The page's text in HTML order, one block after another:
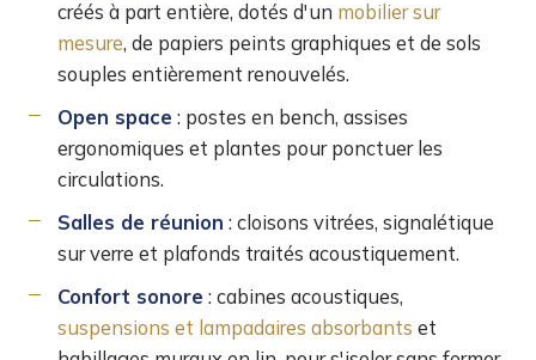
créés à part entière, dotés d'un mobilier sur
mesure, de papiers peints graphiques et de sols
souples entièrement renouvelés.
Open space : postes en bench, assises
ergonomiques et plantes pour ponctuer les
circulations.
Salles de réunion : cloisons vitrées, signalétique
sur verre et plafonds traités acoustiquement.
Confort sonore : cabines acoustiques,
suspensions et lampadaires absorbants et